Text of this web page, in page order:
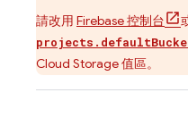
請改用 Firebase控制台
Cloud Storage值區。